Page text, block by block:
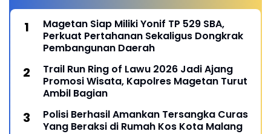
Magetan Siap Miliki Yonif TP 529 SBA,
Perkuat Pertahanan Sekaligus Dongkrak
Pembangunan Daerah
Trail Run Ring of Lawu 2026 Jadi Ajang
Promosi Wisata, Kapolres Magetan Turut
Ambil Bagian
Polisi Berhasil Amankan Tersangka Curas
Yang Beraksi di Rumah Kos Kota Malang